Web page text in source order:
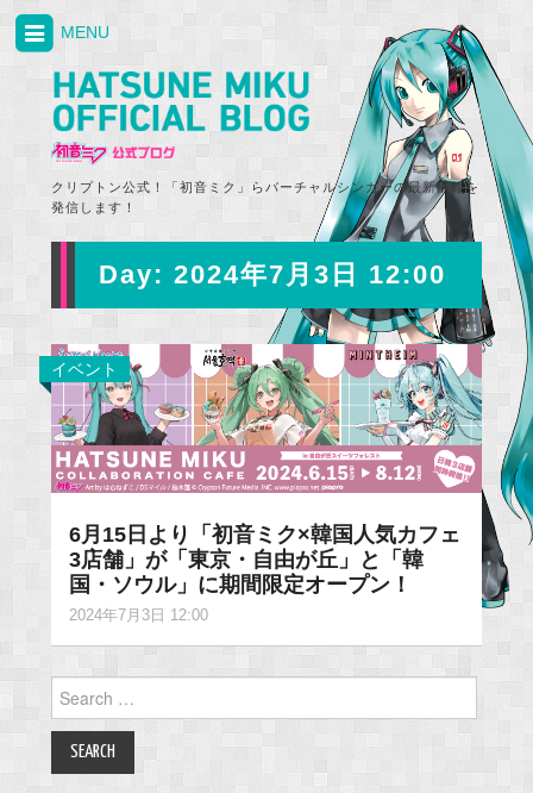
クリプトン公式！「初音ミク」らバーチャルシンガーの最新情報を
発信します！
MENU
Day: 2024年7月3日 12:00
イベント
6月15日より「初音ミク×韓国人気カフェ
3店舗」が「東京・自由が丘」と「韓
国・ソウル」に期間限定オープン！
2024年7月3日 12:00
for: